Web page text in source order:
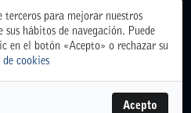
Calle D. nº 6. 46394
terceros para mejorar nuestros
hábitos de navegación. Puede
en el botón «Acepto» o rechazar su
cookies
Acepto